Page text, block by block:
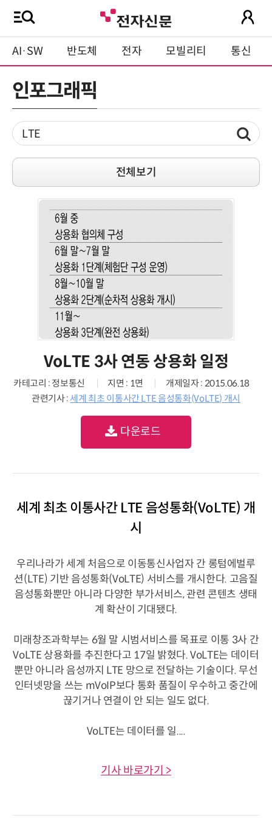
AI·SW 반도체 전자 모빌리티 통신
인포그래픽
전체보기
VoLTE 3사 연동 상용화 일정
카테고리 : 정보통신 지면 : 1면
개제일자 : 2015.06.18
관련기사 : 세계 최초 이통사간 LTE 음성통화(VoLTE) 개시
다운로드
세계 최초 이통사간 LTE 음성통화(VoLTE) 개
시
우리나라가 세계 처음으로 이동통신사업자 간 롱텀에벌루
션(LTE) 기반 음성통화(VoLTE) 서비스를 개시한다. 고음질
음성통화뿐만 아니라 다양한 부가서비스, 관련 콘텐츠 생태
계 확산이 기대됐다.
미래창조과학부는 6월 말 시범서비스를 목표로 이통 3사 간
VoLTE 상용화를 추진한다고 17일 밝혔다. VoLTE는 데이터
뿐만 아니라 음성까지 LTE 망으로 전달하는 기술이다. 무선
인터넷망을 쓰는 mVoIP보다 통화 품질이 우수하고 중간에
끊기거나 연결이 안 되는 일도 없다.
VoLTE는 데이터를 일....
기사 바로가기 >